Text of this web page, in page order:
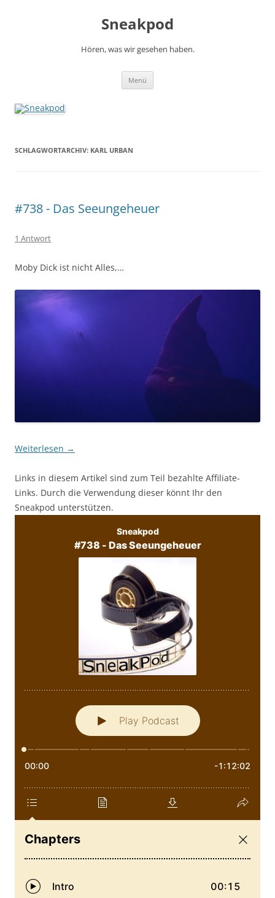
Sneakpod
Hören, was wir gesehen haben.
Menü
SCHLAGWORTARCHIV: KARL URBAN
#738 - Das Seeungeheuer
1 Antwort
Moby Dick ist nicht Alles,…
Weiterlesen →
Links in diesem Artikel sind zum Teil bezahlte Affiliate-
Links. Durch die Verwendung dieser könnt Ihr den
Sneakpod unterstützen.